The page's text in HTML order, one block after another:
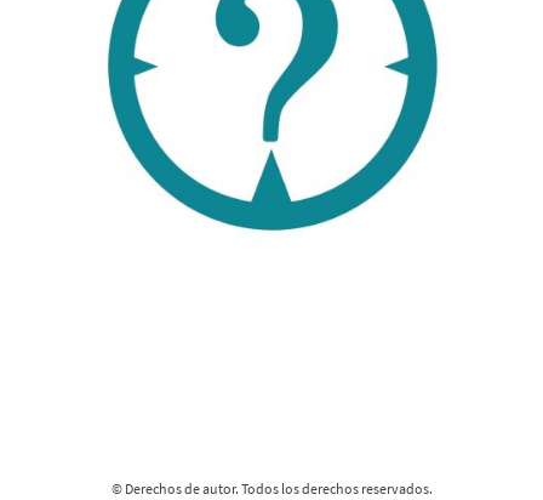
© Derechos de autor. Todos los derechos reservados.